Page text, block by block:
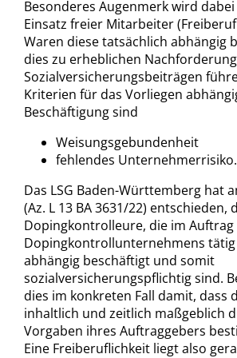
Besonderes Augenmerk wird
Einsatz freier Mitarbeiter
Waren diese tatsächlich abhängig
dies zu erheblichen
Sozialversicherungsbeiträgen
Kriterien für das Vorliegen
Beschäftigung sind
Weisungsgebundenheit
fehlendes Unternehmerrisiko.
Das LSG Baden-Württemberg hat
(Az. L 13 BA 3631/22) entschieden,
Dopingkontrolleure, die im Auftrag
Dopingkontrollunternehmens
abhängig beschäftigt und somit
sozialversicherungspflichtig sind.
dies im konkreten Fall damit, dass
inhaltlich und zeitlich maßgeblich
Vorgaben ihres Auftraggebers
Eine Freiberuflichkeit liegt also